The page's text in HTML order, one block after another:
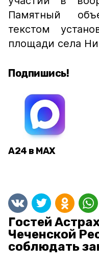
Памятный
текстом
площади села
Подпишись!
А24 в MAX
Гостей
Чеченской
соблюдать